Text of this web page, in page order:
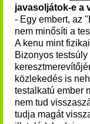
javasoljátok-e a
- Egy embert, az
nem minősíti a
A kenu mint
Bizonyos
közlekedés is
testalkatú ember
nem tud
tudja magát